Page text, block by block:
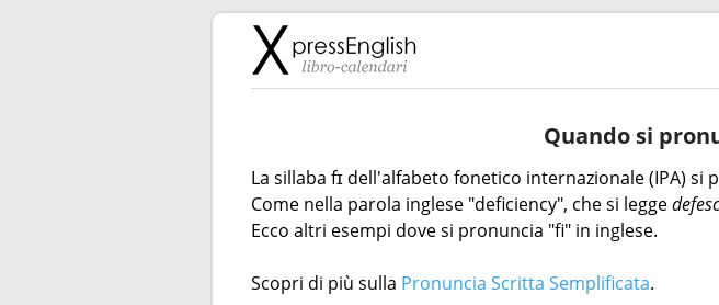
Quando si
La sillaba fɪ dell'alfabeto fonetico internazionale (IPA) si
Come nella parola inglese "deficiency", che si legge
Ecco altri esempi dove si pronuncia "fi" in inglese.
Scopri di più sulla Pronuncia Scritta Semplificata.